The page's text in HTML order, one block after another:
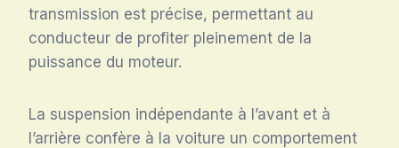
transmission est précise, permettant au
conducteur de profiter pleinement de la
puissance du moteur.
La suspension indépendante à l’avant et à
l’arrière confère à la voiture un comportement